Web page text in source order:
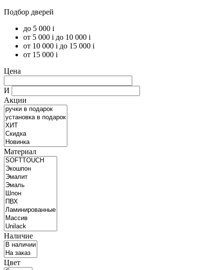
Подбор дверей
до 5 000 i
от 5 000 i до 10 000 i
от 10 000 i до 15 000 i
от 15 000 i
Цена
И
Акции
Материал
Наличие
Цвет